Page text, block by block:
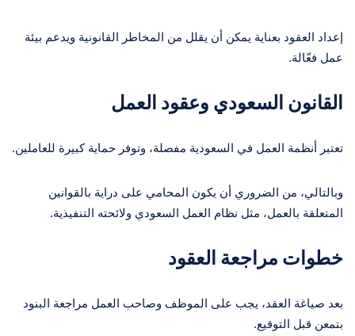
إعداد العقود بعناية يمكن أن يقلل من المخاطر القانونية ويدعم بيئة
عمل فعّالة.
القانون السعودي وعقود العمل
تعتبر أنظمة العمل في السعودية مفصلة، وتوفر حماية كبيرة للعاملين.
وبالتالي، من الضروري أن يكون المحامي على دراية بالقوانين
المتعلقة بالعمل، مثل نظام العمل السعودي ولائحته التنفيذية.
خطوات مراجعة العقود
بعد صياغة العقد، يجب على الموظف وصاحب العمل مراجعة البنود
بتمعن قبل التوقيع.